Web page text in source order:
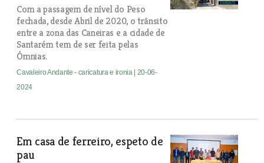
Com a passagem de nível do Peso
fechada, desde Abril de 2020, o trânsito
entre a zona das Caneiras e a cidade de
Santarém tem de ser feita pelas
Ómnias.
Cavaleiro Andante - caricatura e ironia | 20-06-
2024
Em casa de ferreiro, espeto de
pau